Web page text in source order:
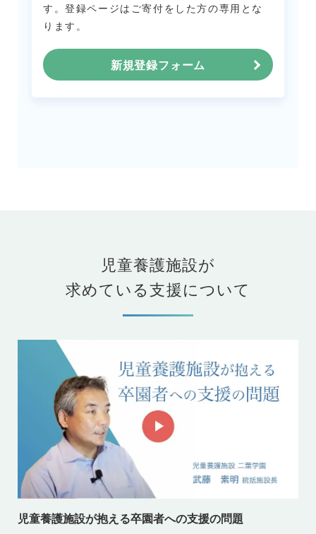
す。登録ページはご寄付をした方の専用とな
ります。
新規登録フォーム
児童養護施設が
求めている支援について
児童養護施設が抱える卒園者への支援の問題